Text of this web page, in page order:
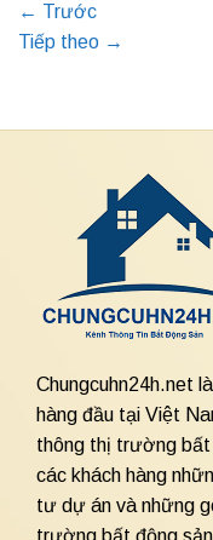
← Trước
Tiếp theo →
Chungcuhn24h.net
hàng đầu tại Việt
thông thị trường bất
các khách hàng
tư dự án và những